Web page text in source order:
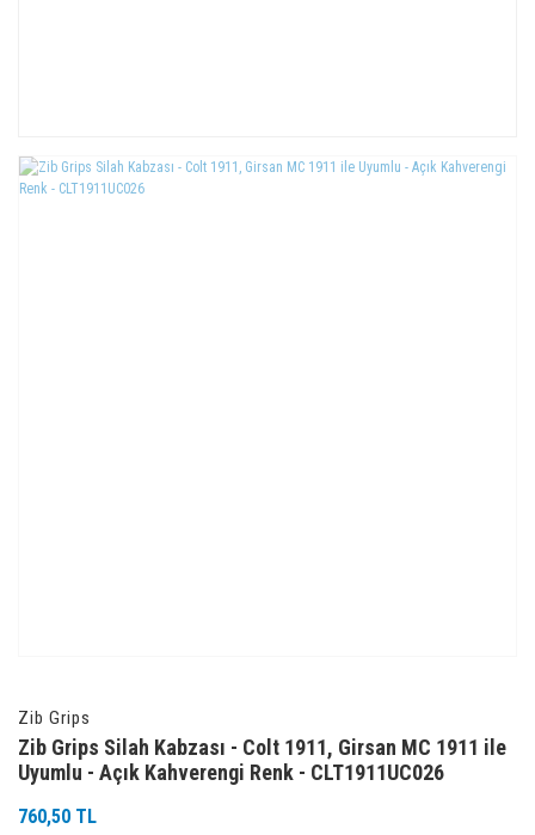
Zib Grips
Zib Grips Silah Kabzası - Colt 1911, Girsan MC 1911 ile
Uyumlu - Açık Kahverengi Renk - CLT1911UC026
760,50 TL